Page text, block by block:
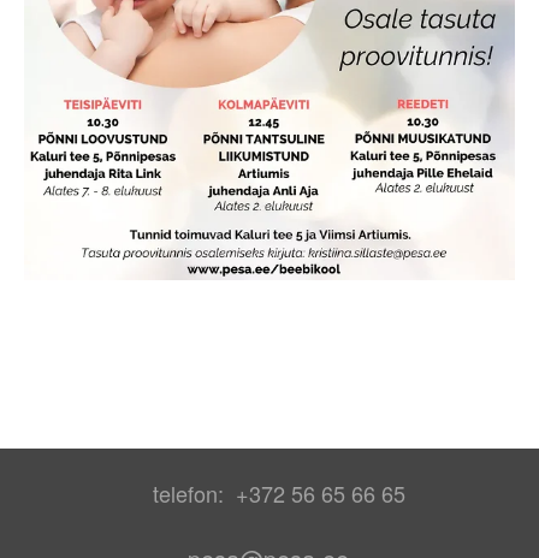
telefon: +372 56 65 66 65